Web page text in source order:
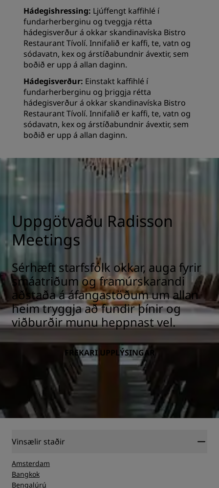
Hádegishressing: Ljúffengt kaffihlé í
fundarherberginu og tveggja rétta
hádegisverður á okkar skandinavíska Bistro
Restaurant Tívolí. Innifalið er kaffi, te, vatn og
sódavatn, kex og árstíðabundnir ávextir, sem
boðið er upp á allan daginn.
Hádegisverður: Einstakt kaffihlé í
fundarherberginu og þriggja rétta
hádegisverður á okkar skandinavíska Bistro
Restaurant Tívolí. Innifalið er kaffi, te, vatn og
sódavatn, kex og árstíðabundnir ávextir, sem
boðið er upp á allan daginn.
Uppgötvaðu Radisson
Meetings
Sérhæft starfsfólk okkar, auga fyrir
smáatriðum og framúrskarandi
aðstaða á áfangastöðum um allan
heim tryggja að fundir þínir og
viðburðir munu heppnast vel.
FREKARI UPPLÝSINGAR
Vinsælir staðir
Amsterdam
Bangkok
Bengalúrú